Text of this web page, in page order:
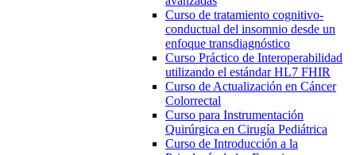
Curso de tratamiento cognitivo-
conductual del insomnio desde un
enfoque transdiagnóstico
Curso Práctico de Interoperabilidad
utilizando el estándar HL7 FHIR
Curso de Actualización en Cáncer
Colorrectal
Curso para Instrumentación
Quirúrgica en Cirugía Pediátrica
Curso de Introducción a la